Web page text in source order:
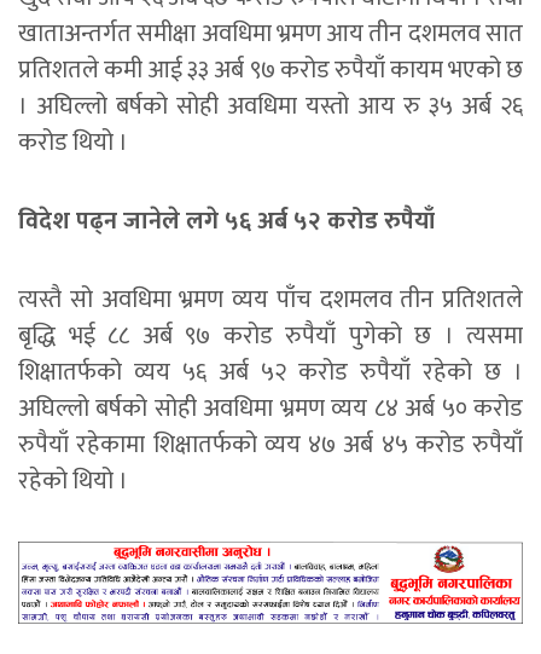
खाताअन्तर्गत समीक्षा अवधिमा भ्रमण आय तीन दशमलव सात
प्रतिशतले कमी आई ३३ अर्ब ९७ करोड रुपैयाँ कायम भएको छ
। अघिल्लो बर्षको सोही अवधिमा यस्तो आय रु ३५ अर्ब २६
करोड थियो ।
विदेश पढ्न जानेले लगे ५६ अर्ब ५२ करोड रुपैयाँ
त्यस्तै सो अवधिमा भ्रमण व्यय पाँच दशमलव तीन प्रतिशतले
बृद्धि भई ८८ अर्ब ९७ करोड रुपैयाँ पुगेको छ । त्यसमा
शिक्षातर्फको व्यय ५६ अर्ब ५२ करोड रुपैयाँ रहेको छ ।
अघिल्लो बर्षको सोही अवधिमा भ्रमण व्यय ८४ अर्ब ५० करोड
रुपैयाँ रहेकामा शिक्षातर्फको व्यय ४७ अर्ब ४५ करोड रुपैयाँ
रहेको थियो ।